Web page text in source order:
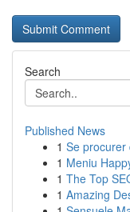
Search
Published News
1 Se procurer
1 Meniu
1 The Top
1 Amazing